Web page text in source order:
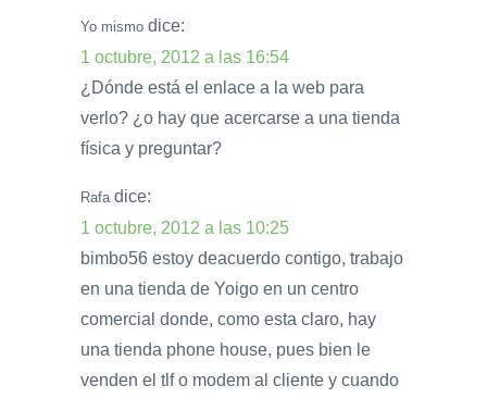
Yo mismo dice:
1 octubre, 2012 a las 16:54
¿Dónde está el enlace a la web para
verlo? ¿o hay que acercarse a una tienda
física y preguntar?
Rafa dice:
1 octubre, 2012 a las 10:25
bimbo56 estoy deacuerdo contigo, trabajo
en una tienda de Yoigo en un centro
comercial donde, como esta claro, hay
una tienda phone house, pues bien le
venden el tlf o modem al cliente y cuando